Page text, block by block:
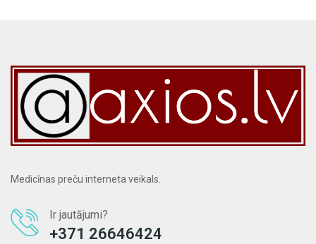
Medicīnas preču interneta veikals.
Ir jautājumi?
+371 26646424